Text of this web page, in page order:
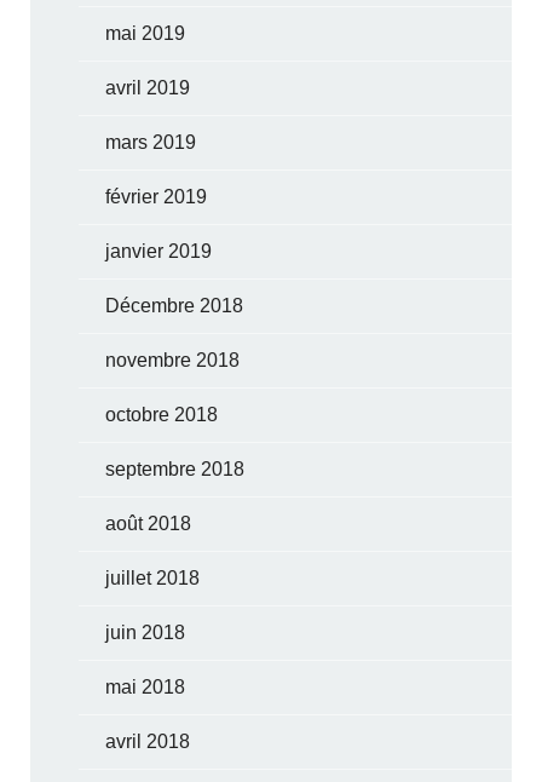
mai 2019
avril 2019
mars 2019
février 2019
janvier 2019
Décembre 2018
novembre 2018
octobre 2018
septembre 2018
août 2018
juillet 2018
juin 2018
mai 2018
avril 2018